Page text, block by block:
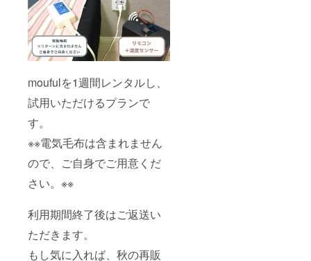
moufulを1週間レンタルし、
試用いただけるプランで
す。
※※電気毛布は含まれません
ので、ご自身でご用意くだ
さい。※※
利用期間終了後はご返送い
ただきます。
もし気に入れば、秋の再販